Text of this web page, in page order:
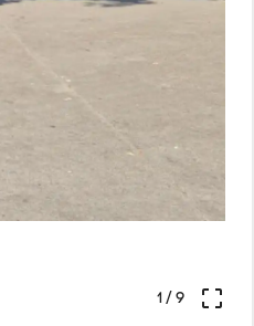
crop_free
1 / 9